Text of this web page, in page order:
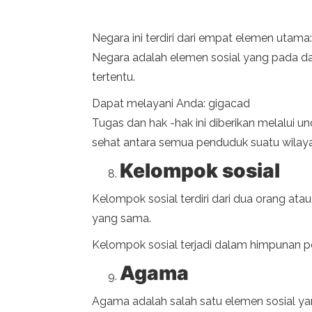
Negara ini terdiri dari empat elemen
Negara adalah elemen sosial yang pada
tertentu.
Dapat melayani Anda: gigacad
Tugas dan hak -hak ini diberikan melalui
sehat antara semua penduduk suatu
Kelompok sosial
Kelompok sosial terdiri dari dua orang
yang sama.
Kelompok sosial terjadi dalam himpunan
Agama
Agama adalah salah satu elemen sosial